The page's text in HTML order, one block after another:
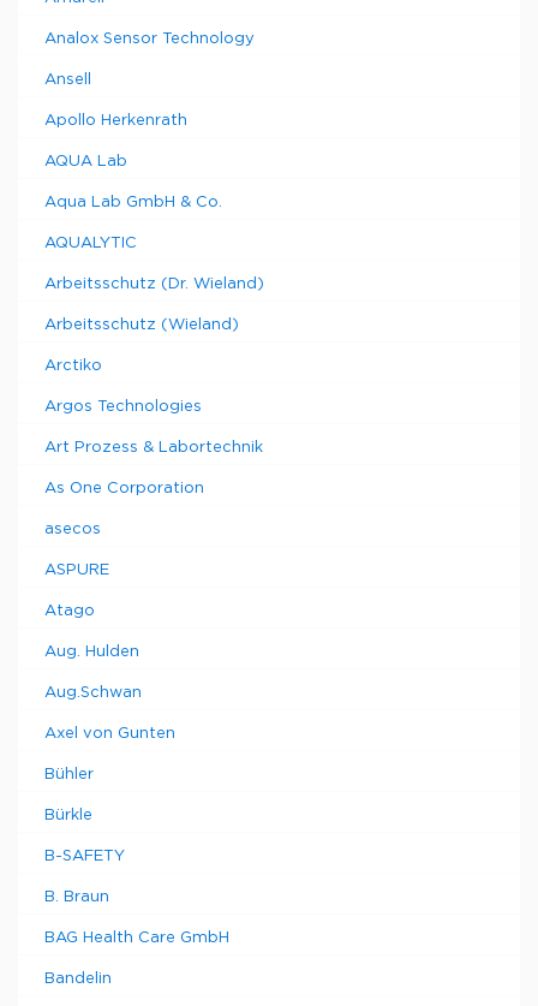
Analox Sensor Technology
Ansell
Apollo Herkenrath
AQUA Lab
Aqua Lab GmbH & Co.
AQUALYTIC
Arbeitsschutz (Dr. Wieland)
Arbeitsschutz (Wieland)
Arctiko
Argos Technologies
Art Prozess & Labortechnik
As One Corporation
asecos
ASPURE
Atago
Aug. Hulden
Aug.Schwan
Axel von Gunten
Bühler
Bürkle
B-SAFETY
B. Braun
BAG Health Care GmbH
Bandelin